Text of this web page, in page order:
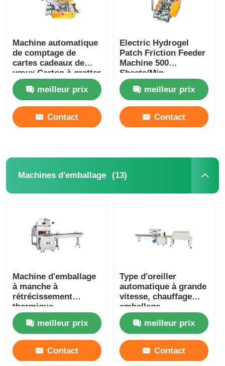
Machine automatique
de comptage de
cartes cadeaux de
vœux Carton à gratter
machine d'emballage
d'oreiller alimentaire
meilleur prix
Contact
Electric Hydrogel
Patch Friction Feeder
Machine 500
Sheets/Min
meilleur prix
Contact
Machines d'emballage (13)
Machine d'emballage
à manche à
rétrécissement
thermique
entièrement
automatique 220V
380V
meilleur prix
Contact
Type d'oreiller
automatique à grande
vitesse, chauffage
emballage
rétrécissable
meilleur prix
Contact